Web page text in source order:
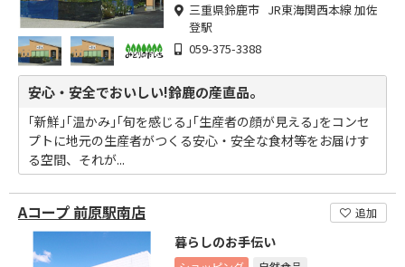
三重県鈴鹿市 JR東海関西本線 加佐
登駅
059-375-3388
安心・安全でおいしい!鈴鹿の産直品。
｢新鮮｣｢温かみ｣｢旬を感じる｣｢生産者の顔が見える｣をコンセ
プトに地元の生産者がつくる安心・安全な食材等をお届けす
る空間、それが...
Aコープ 前原駅南店 追加
暮らしのお手伝い